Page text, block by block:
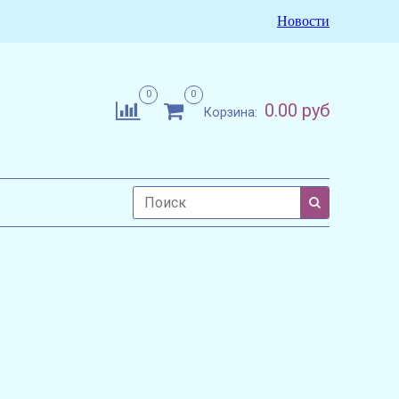
Новости
0 0
Корзина: 0.00 руб